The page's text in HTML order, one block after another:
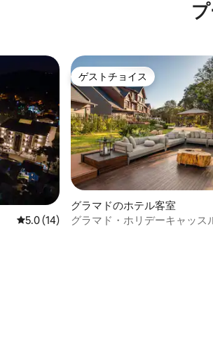
レビュー14件、5つ星中5.0つ星の平均評
5.0 (14)
ゲストチョイス
ゲストチョイス
グラマドのホテル客室
グラマド・ホリデーキャッス